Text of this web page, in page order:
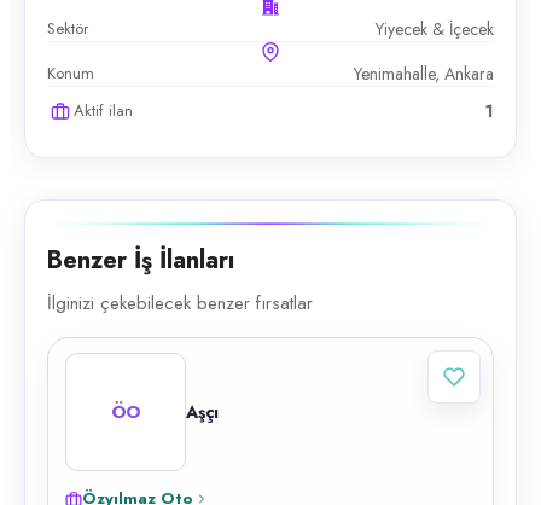
Sektör Yiyecek & İçecek
Konum Yenimahalle, Ankara
Aktif ilan 1
Benzer İş İlanları
İlginizi çekebilecek benzer fırsatlar
ÖO Aşçı
Özyılmaz Oto